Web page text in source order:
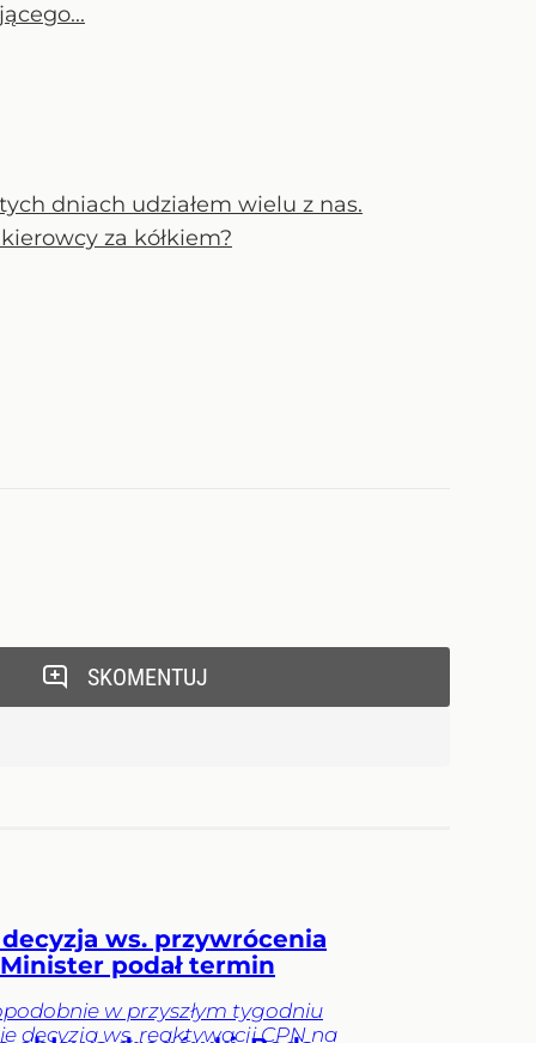
dniach udziałem wielu z nas.
za kółkiem?
SKOMENTUJ
ws. przywrócenia
podał termin
w przyszłym tygodniu
decyzja ws. reaktywacji CPN na